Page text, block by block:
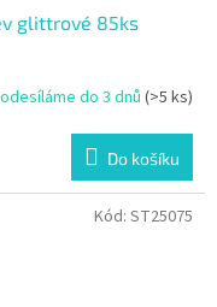
glittrové 85ks
odesíláme do 3 dnů (>5 ks)
Do košíku
Kód: ST25075